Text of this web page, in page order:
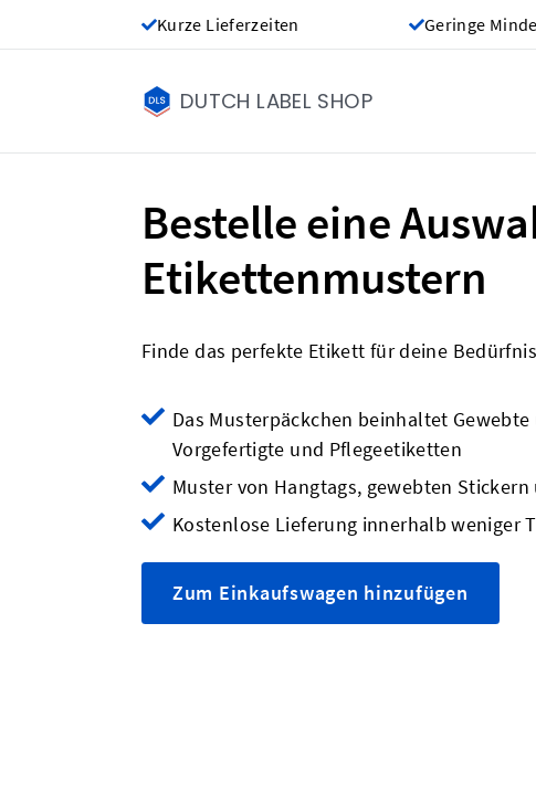
Kurze Lieferzeiten Geringe
DUTCH LABEL SHOP
Bestelle eine
Etikettenmustern
Finde das perfekte Etikett für deine
Das Musterpäckchen beinhaltet
Vorgefertigte und Pflegeetiketten
Muster von Hangtags, gewebten
Kostenlose Lieferung innerhalb weniger
Zum Einkaufswagen hinzufügen